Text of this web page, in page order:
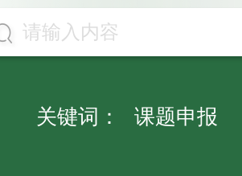
关键词： 课题申报